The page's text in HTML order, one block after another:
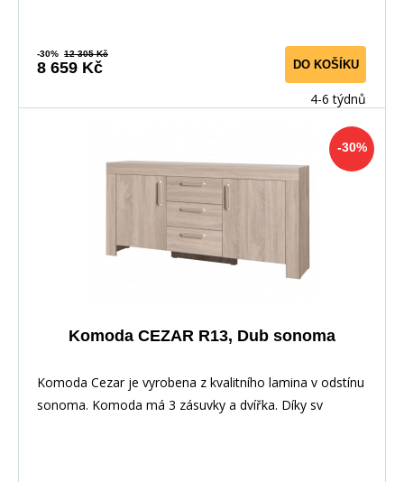
-30% 12 305 Kč
8 659 Kč DO KOŠÍKU
4-6 týdnů
-30%
Komoda CEZAR R13, Dub sonoma
Komoda Cezar je vyrobena z kvalitního lamina v odstínu
sonoma. Komoda má 3 zásuvky a dvířka. Díky sv